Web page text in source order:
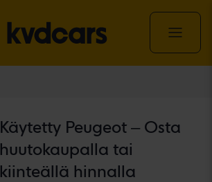
Käytetty Peugeot – Osta
huutokaupalla tai
kiinteällä hinnalla